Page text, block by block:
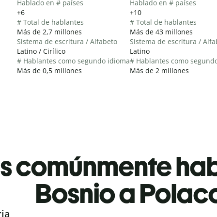
Hablado en # países
+6
# Total de hablantes
Más de 2,7 millones
Sistema de escritura / Alfabeto
Latino / Cirílico
# Hablantes como segundo idioma
Más de 0,5 millones
Hablado en # países
+10
# Total de hablantes
Más de 43 millones
Sistema de escritura /
Latino
# Hablantes como
Más de 2 millones
comúnmente
Bosnio a